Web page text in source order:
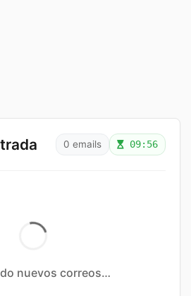
0 emails 09:55
nuevos correos…